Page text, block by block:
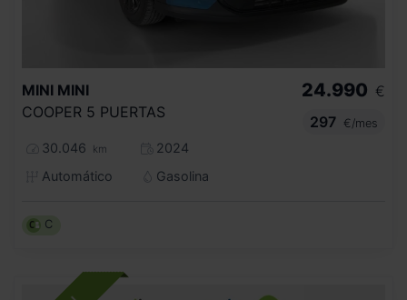
MINI MINI
COOPER 5 PUERTAS
30.046 km
2024
Automático
Gasolina
24.990 €
297
€/mes
C